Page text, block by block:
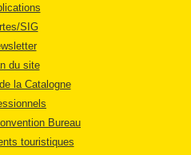
SIG
du site
la Catalogne
Bureau
touristiques